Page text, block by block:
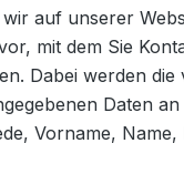
auf unserer
mit dem Sie
Dabei werden die
Daten
Vorname, Name,